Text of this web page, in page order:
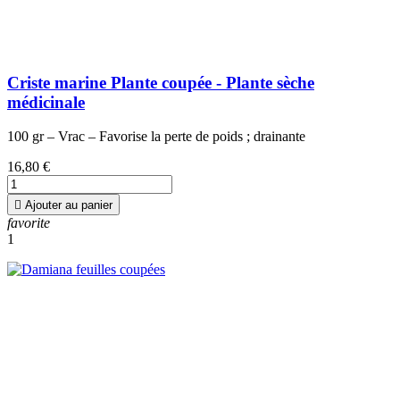
Criste marine Plante coupée - Plante sèche
médicinale
100 gr – Vrac – Favorise la perte de poids ; drainante
16,80 €
 Ajouter au panier
favorite
1